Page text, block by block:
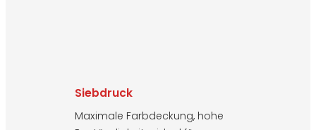
Siebdruck
Maximale Farbdeckung, hohe